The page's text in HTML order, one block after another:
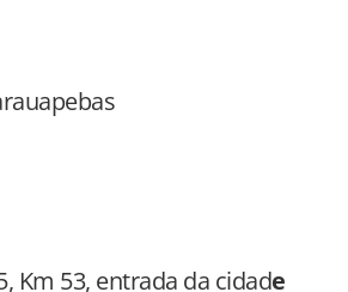
Km 53, entrada da cidade